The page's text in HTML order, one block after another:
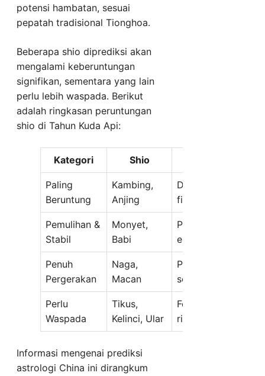
potensi hambatan, sesuai
pepatah tradisional Tionghoa.
Beberapa shio diprediksi akan
mengalami keberuntungan
signifikan, sementara yang lain
perlu lebih waspada. Berikut
adalah ringkasan peruntungan
shio di Tahun Kuda Api:
Kategori Shio
Paling
Beruntung
Kambing,
Anjing
Dukungan relasi
finansial.
Pemulihan &
Stabil
Monyet,
Babi
Peningkatan
ekonomi perlahan.
Penuh
Pergerakan
Naga,
Macan
Peluang
sosial.
Perlu
Waspada
Tikus,
Kelinci, Ular
Fokus pada
risiko kehilangan
Informasi mengenai prediksi
astrologi China ini dirangkum